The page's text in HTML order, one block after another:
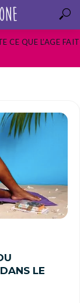
CE QUE L’AGE FAIT
LE